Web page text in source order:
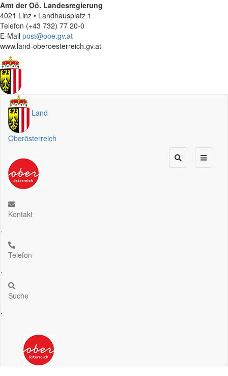
Amt derOö. Landesregierung
4021 Linz • Landhausplatz 1
Telefon (+43 732) 77 20-0
E-Mail post@ooe.gv.at
www.land-oberoesterreich.gv.at
Land
Oberösterreich
Kontakt
.
Telefon
.
Suche
.